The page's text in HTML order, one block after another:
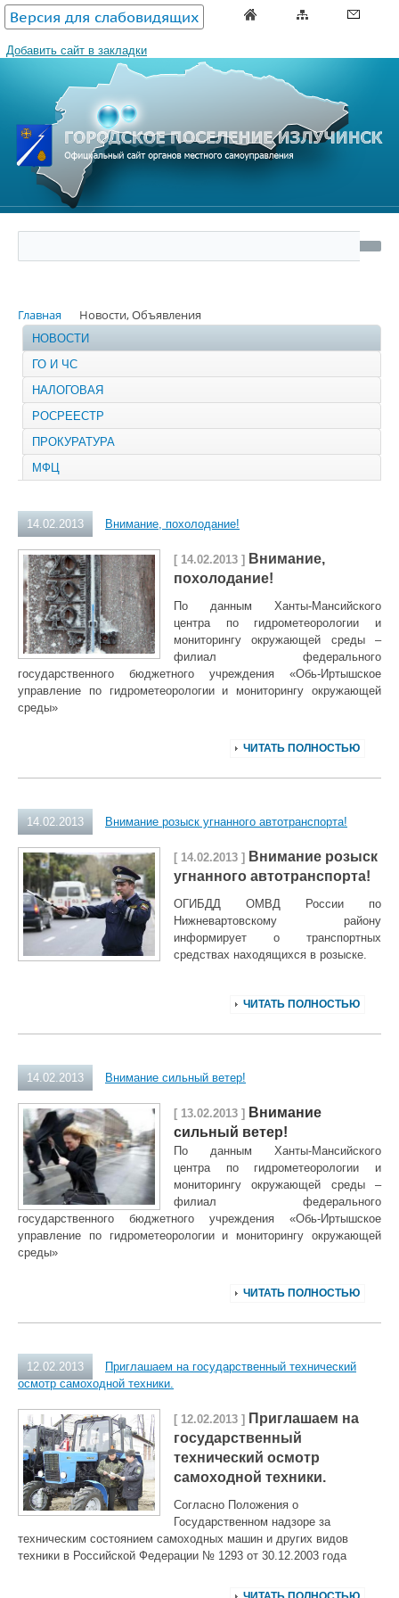
Версия для слабовидящих
Добавить сайт в закладки
Главная Новости, Объявления
НОВОСТИ
ГО И ЧС
НАЛОГОВАЯ
РОСРЕЕСТР
ПРОКУРАТУРА
МФЦ
14.02.2013 Внимание, похолодание!
[ 14.02.2013 ] Внимание,
похолодание!
По данным Ханты-Мансийского
центра по гидрометеорологии и
мониторингу окружающей среды –
филиал федерального
государственного бюджетного учреждения «Обь-Иртышское
управление по гидрометеорологии и мониторингу окружающей
среды»
ЧИТАТЬ ПОЛНОСТЬЮ
14.02.2013 Внимание розыск угнанного автотранспорта!
[ 14.02.2013 ] Внимание розыск
угнанного автотранспорта!
ОГИБДД ОМВД России по
Нижневартовскому району
информирует о транспортных
средствах находящихся в розыске.
ЧИТАТЬ ПОЛНОСТЬЮ
14.02.2013 Внимание сильный ветер!
[ 13.02.2013 ] Внимание
сильный ветер!
По данным Ханты-Мансийского
центра по гидрометеорологии и
мониторингу окружающей среды –
филиал федерального
государственного бюджетного учреждения «Обь-Иртышское
управление по гидрометеорологии и мониторингу окружающей
среды»
ЧИТАТЬ ПОЛНОСТЬЮ
12.02.2013
Приглашаем на государственный технический
осмотр самоходной техники.
[ 12.02.2013 ] Приглашаем на
государственный
технический осмотр
самоходной техники.
Согласно Положения о
Государственном надзоре за
техническим состоянием самоходных машин и других видов
техники в Российской Федерации № 1293 от 30.12.2003 года